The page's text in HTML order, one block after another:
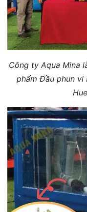
Công ty Aqua Mina
phẩm Đầu phun vi